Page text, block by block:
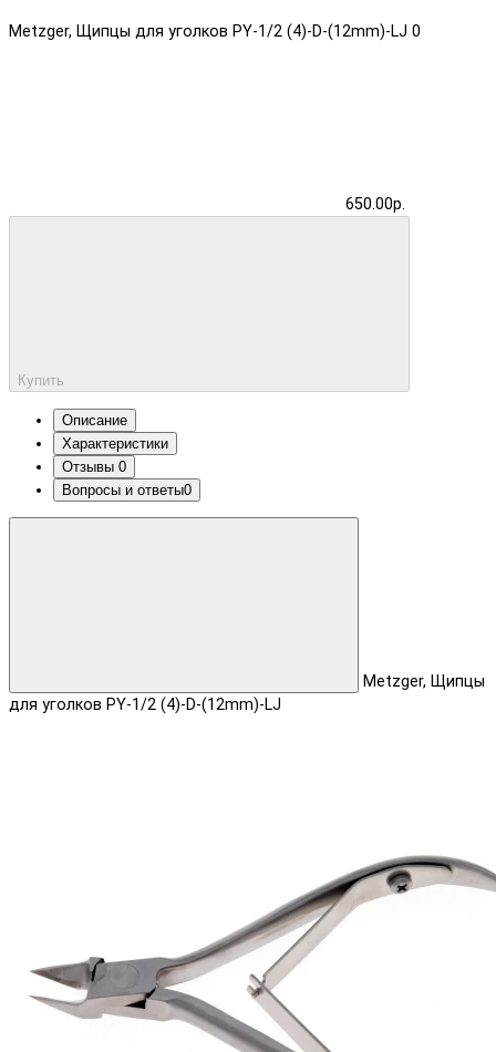
Metzger, Щипцы для уголков PY-1/2 (4)-D-(12mm)-LJ 0
650.00р.
Купить
Описание
Характеристики
Отзывы 0
Вопросы и ответы0
Metzger, Щипцы
для уголков PY-1/2 (4)-D-(12mm)-LJ